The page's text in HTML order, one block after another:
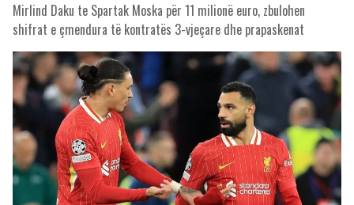
Mirlind Daku te Spartak Moska për 11 milionë euro, zbulohen
shifrat e çmendura të kontratës 3-vjeçare dhe prapaskenat